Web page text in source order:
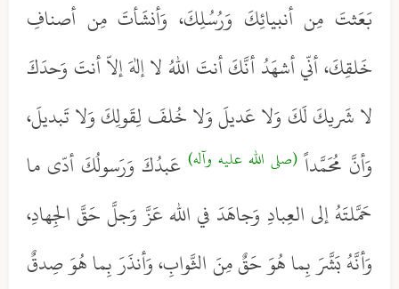
بَعَثتَ مِن أنبيائِكَ وَرُسُلِكَ، وَأنشَأتَ مِن أصنافِ
خَلقِكَ، أنّي أشهَدُ أنَّكَ أنتَ اللهُ لا إلهَ إلاّ أنتَ وَحدَكَ
لا شَريكَ لَكَ وَلا عَديلَ وَلا خُلفَ لِقَولِكَ وَلا تَبديلَ،
وَأنَّ مُحَمَّداً (صلى الله عليه وآله) عَبدُكَ وَرَسولُكَ أدّى ما
حَمَّلتَهُ إلى العِبادِ وَجاهَدَ في الله عَزَّ وَجلَّ حَقَّ الجِهادِ،
وَأنَّهُ بَشَّرَ بِما هُوَ حَقٌ مِنَ الثَّوابِ، وَأنذَرَ بِما هُوَ صِدقٌ